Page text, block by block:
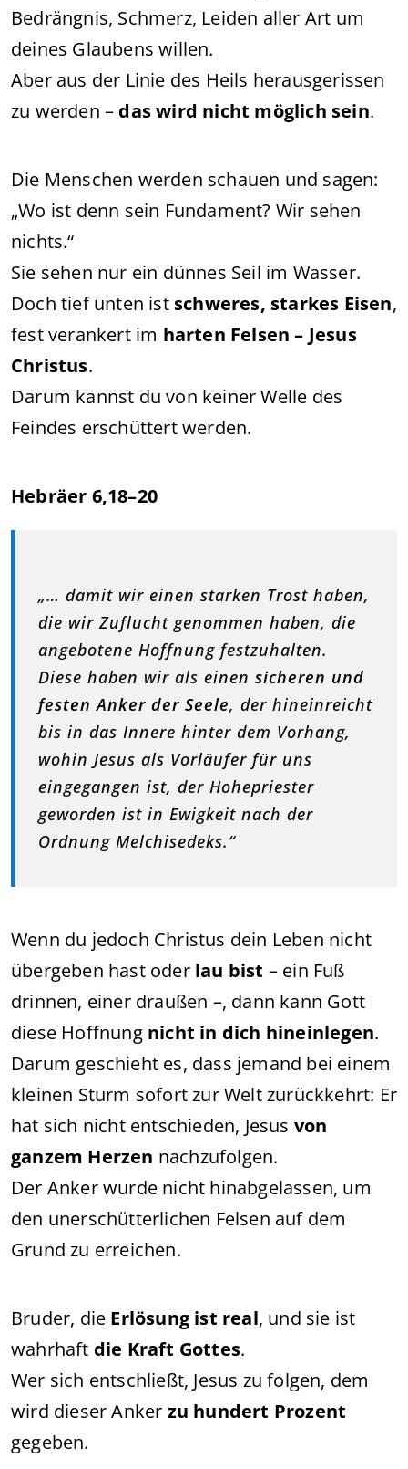
Bedrängnis, Schmerz, Leiden aller Art um
deines Glaubens willen.
Aber aus der Linie des Heils herausgerissen
zu werden – das wird nicht möglich sein.
Die Menschen werden schauen und sagen:
„Wo ist denn sein Fundament? Wir sehen
nichts.“
Sie sehen nur ein dünnes Seil im Wasser.
Doch tief unten ist schweres, starkes Eisen,
fest verankert im harten Felsen – Jesus
Christus.
Darum kannst du von keiner Welle des
Feindes erschüttert werden.
Hebräer 6,18–20
„… damit wir einen starken Trost haben,
die wir Zuflucht genommen haben, die
angebotene Hoffnung festzuhalten.
Diese haben wir als einen sicheren und
festen Anker der Seele, der hineinreicht
bis in das Innere hinter dem Vorhang,
wohin Jesus als Vorläufer für uns
eingegangen ist, der Hohepriester
geworden ist in Ewigkeit nach der
Ordnung Melchisedeks.“
Wenn du jedoch Christus dein Leben nicht
übergeben hast oder lau bist – ein Fuß
drinnen, einer draußen –, dann kann Gott
diese Hoffnung nicht in dich hineinlegen.
Darum geschieht es, dass jemand bei einem
kleinen Sturm sofort zur Welt zurückkehrt: Er
hat sich nicht entschieden, Jesus von
ganzem Herzen nachzufolgen.
Der Anker wurde nicht hinabgelassen, um
den unerschütterlichen Felsen auf dem
Grund zu erreichen.
Bruder, die Erlösung ist real, und sie ist
wahrhaft die Kraft Gottes.
Wer sich entschließt, Jesus zu folgen, dem
wird dieser Anker zu hundert Prozent
gegeben.